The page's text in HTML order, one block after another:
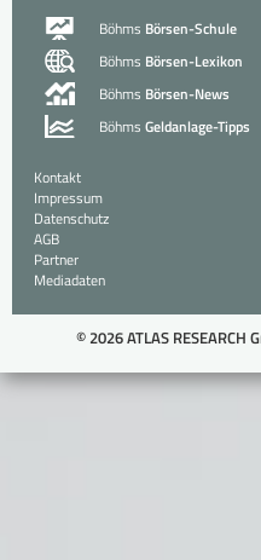
Böhms Börsen-Schule
Böhms Börsen-Lexikon
Böhms Börsen-News
Böhms Geldanlage-Tipps
Kontakt
Impressum
Datenschutz
AGB
Partner
Mediadaten
© 2026 ATLAS